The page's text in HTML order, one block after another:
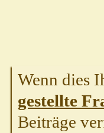
Wenn dies
gestellte
Beiträge